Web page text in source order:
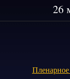
26
Пленарное